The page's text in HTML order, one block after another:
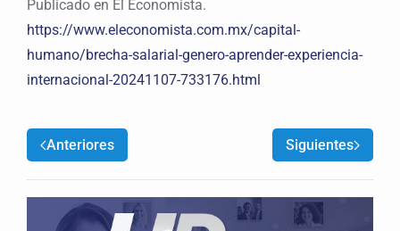
Publicado en El Economista.
https://www.eleconomista.com.mx/capital-
humano/brecha-salarial-genero-aprender-experiencia-
internacional-20241107-733176.html
Anteriores Siguientes